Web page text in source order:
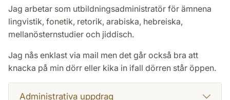
Jag arbetar som utbildningsadministratör för ämnena
lingvistik, fonetik, retorik, arabiska, hebreiska,
mellanösternstudier och jiddisch.
Jag nås enklast via mail men det går också bra att
knacka på min dörr eller kika in ifall dörren står öppen.
Administrativa uppdrag